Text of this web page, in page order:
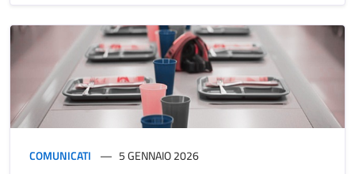
COMUNICATI 5 GENNAIO 2026